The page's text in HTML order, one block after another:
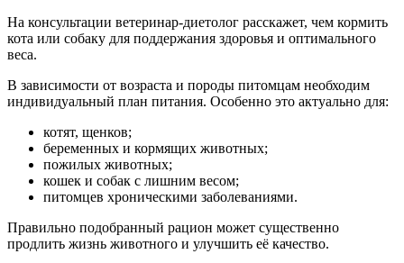
На консультации ветеринар-диетолог расскажет, чем кормить
кота или собаку для поддержания здоровья и оптимального
веса.
В зависимости от возраста и породы питомцам необходим
индивидуальный план питания. Особенно это актуально для:
котят, щенков;
беременных и кормящих животных;
пожилых животных;
кошек и собак с лишним весом;
питомцев хроническими заболеваниями.
Правильно подобранный рацион может существенно
продлить жизнь животного и улучшить её качество.